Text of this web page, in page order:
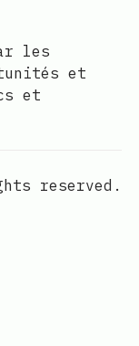
les
et
et
reserved.